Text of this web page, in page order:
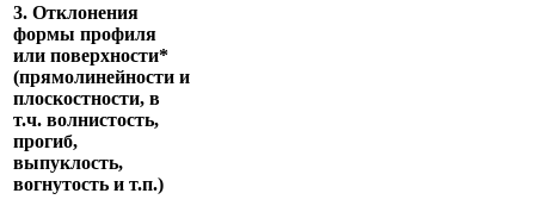
3. Отклонения
формы профиля
или поверхности*
(прямолинейности и
плоскостности, в
т.ч. волнистость,
прогиб,
выпуклость,
вогнутость и т.п.)